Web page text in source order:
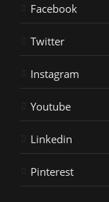
Facebook
Twitter
Instagram
Youtube
Linkedin
Pinterest